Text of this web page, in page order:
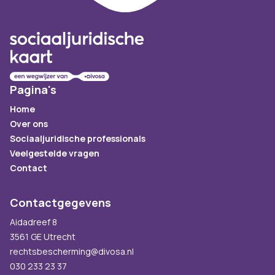
Pagina's
Home
Over ons
Sociaaljuridische professionals
Veelgestelde vragen
Contact
Contactgegevens
Aidadreef 8
3561 GE Utrecht
rechtsbescherming@divosa.nl
030 233 23 37